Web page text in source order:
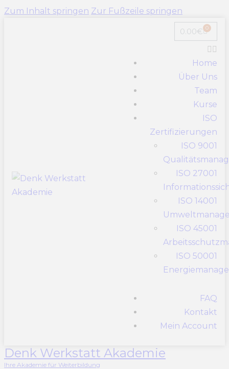
Zum Inhalt springen Zur Fußzeile springen
0.00€ 0
Home
Über Uns
Team
Kurse
ISO
Zertifizierungen
ISO 9001
ISO 27001
ISO 14001
ISO 45001
ISO 50001
FAQ
Kontakt
Mein Account
Denk Werkstatt Akademie
Ihre Akademie für Weiterbildung